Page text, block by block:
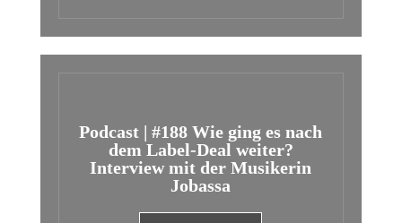
Podcast | #188 Wie ging es nach
dem Label-Deal weiter?
Interview mit der Musikerin
Jobassa